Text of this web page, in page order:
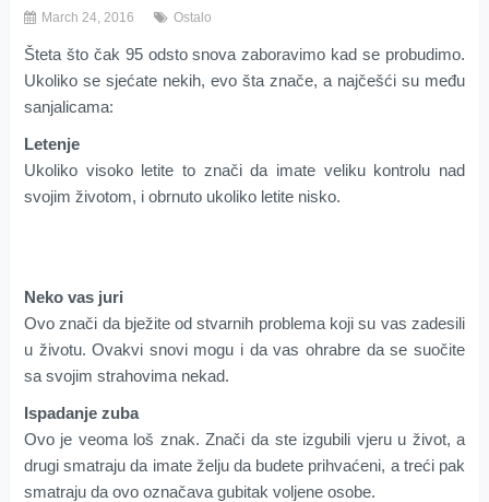
March 24, 2016 Ostalo
Šteta što čak 95 odsto snova zaboravimo kad se probudimo.
Ukoliko se sjećate nekih, evo šta znače, a najčešći su među
sanjalicama:
Letenje
Ukoliko visoko letite to znači da imate veliku kontrolu nad
svojim životom, i obrnuto ukoliko letite nisko.
Neko vas juri
Ovo znači da bježite od stvarnih problema koji su vas zadesili
u životu. Ovakvi snovi mogu i da vas ohrabre da se suočite
sa svojim strahovima nekad.
Ispadanje zuba
Ovo je veoma loš znak. Znači da ste izgubili vjeru u život, a
drugi smatraju da imate želju da budete prihvaćeni, a treći pak
smatraju da ovo označava gubitak voljene osobe.